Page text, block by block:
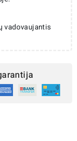
vadovaujantis